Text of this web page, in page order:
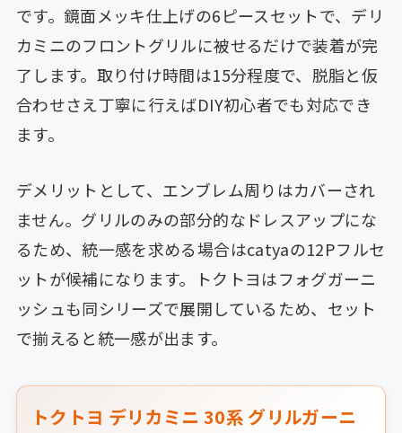
です。鏡面メッキ仕上げの6ピースセットで、デリ
カミニのフロントグリルに被せるだけで装着が完
了します。取り付け時間は15分程度で、脱脂と仮
合わせさえ丁寧に行えばDIY初心者でも対応でき
ます。
デメリットとして、エンブレム周りはカバーされ
ません。グリルのみの部分的なドレスアップにな
るため、統一感を求める場合はcatyaの12Pフルセ
ットが候補になります。トクトヨはフォグガーニ
ッシュも同シリーズで展開しているため、セット
で揃えると統一感が出ます。
トクトヨ デリカミニ 30系 グリルガーニ